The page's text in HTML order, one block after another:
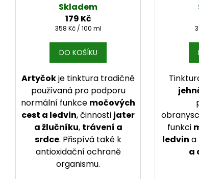
Skladem
179 Kč
Měrná cena:
358 Kč / 100 ml
DO KOŠÍKU
Artyčokje tinktura tradičně
používaná pro podporu
normální funkce močových
cest a ledvin, činnosti jater
a žlučníku, trávení a
srdce. Přispívá také k
antioxidační ochraně
organismu.
funkci
ledvin a
a